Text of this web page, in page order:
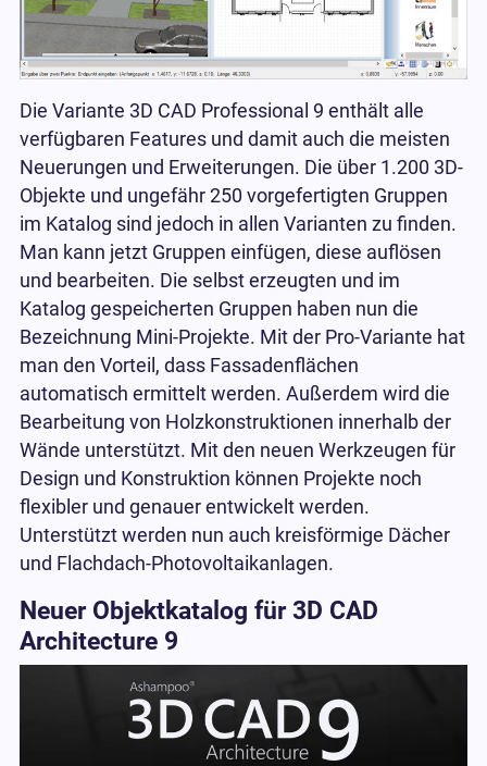
Die Variante 3D CAD Professional 9 enthält alle
verfügbaren Features und damit auch die meisten
Neuerungen und Erweiterungen. Die über 1.200 3D-
Objekte und ungefähr 250 vorgefertigten Gruppen
im Katalog sind jedoch in allen Varianten zu finden.
Man kann jetzt Gruppen einfügen, diese auflösen
und bearbeiten. Die selbst erzeugten und im
Katalog gespeicherten Gruppen haben nun die
Bezeichnung Mini-Projekte. Mit der Pro-Variante hat
man den Vorteil, dass Fassadenflächen
automatisch ermittelt werden. Außerdem wird die
Bearbeitung von Holzkonstruktionen innerhalb der
Wände unterstützt. Mit den neuen Werkzeugen für
Design und Konstruktion können Projekte noch
flexibler und genauer entwickelt werden.
Unterstützt werden nun auch kreisförmige Dächer
und Flachdach-Photovoltaikanlagen.
Neuer Objektkatalog für 3D CAD
Architecture 9